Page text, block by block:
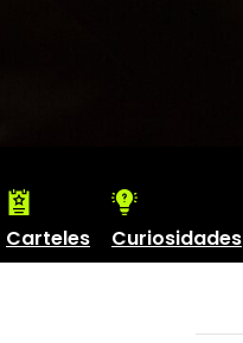
Carteles Curiosidades